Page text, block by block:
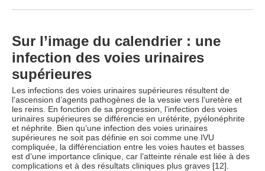
Sur l’image du calendrier : une
infection des voies urinaires
supérieures
Les infections des voies urinaires supérieures résultent de
l’ascension d’agents pathogènes de la vessie vers l’uretère et
les reins. En fonction de sa progression, l’infection des voies
urinaires supérieures se différencie en urétérite, pyélonéphrite
et néphrite. Bien qu’une infection des voies urinaires
supérieures ne soit pas définie en soi comme une IVU
compliquée, la différenciation entre les voies hautes et basses
est d’une importance clinique, car l’atteinte rénale est liée à des
complications et à des résultats cliniques plus graves [12].